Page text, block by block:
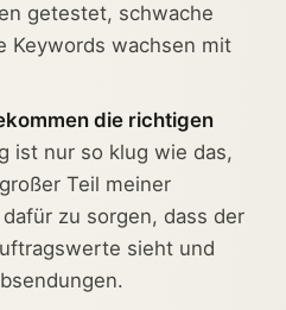
getestet, schwache
Keywords wachsen mit
die richtigen
ist nur so klug wie das,
Teil meiner
zu sorgen, dass der
sieht und